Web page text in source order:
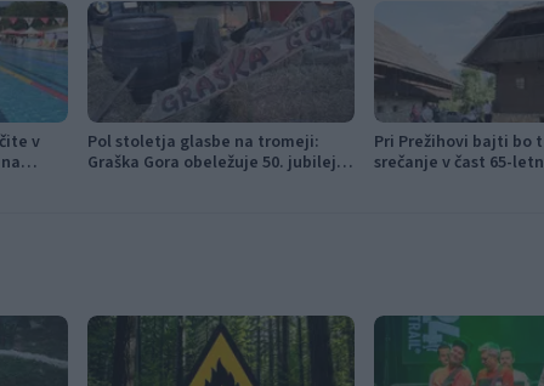
v
Pol stoletja glasbe na tromeji:
Graška Gora obeležuje 50. jubilejni
Pri Prežihovi bajti bo
srečanje v čast 65-